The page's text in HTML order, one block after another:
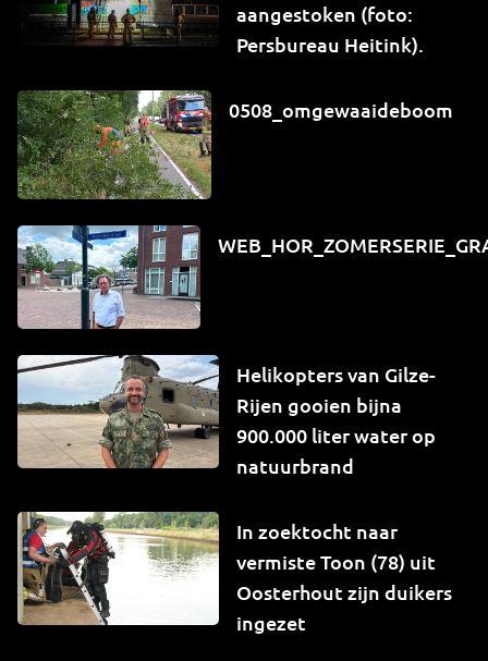
aangestoken (foto:
Persbureau Heitink).
0508_omgewaaideboom
Helikopters van Gilze-
Rijen gooien bijna
900.000 liter water op
natuurbrand
In zoektocht naar
vermiste Toon (78) uit
Oosterhout zijn duikers
ingezet